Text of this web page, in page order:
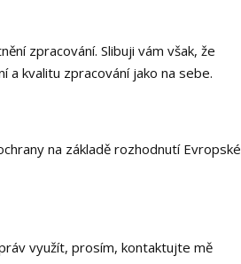
zpracování. Slibuji vám však, že
a kvalitu zpracování jako na sebe.
na základě rozhodnutí Evropské
využít, prosím, kontaktujte mě